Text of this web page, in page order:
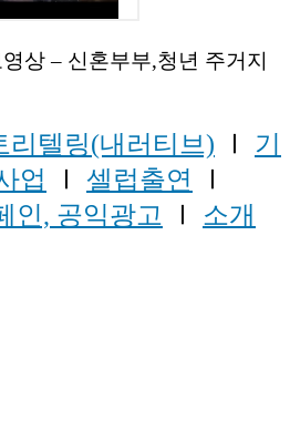
상 – 신혼부부,청년 주거지
리텔링(내러티브) Ⅰ 기
업 Ⅰ 셀럽출연
Ⅰ
인, 공익광고 Ⅰ 소개